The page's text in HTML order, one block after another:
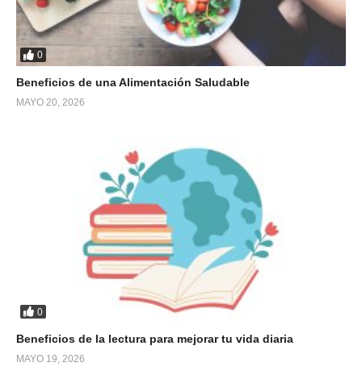
0
Beneficios de una Alimentación Saludable
MAYO 20, 2026
0
Beneficios de la lectura para mejorar tu vida diaria
MAYO 19, 2026